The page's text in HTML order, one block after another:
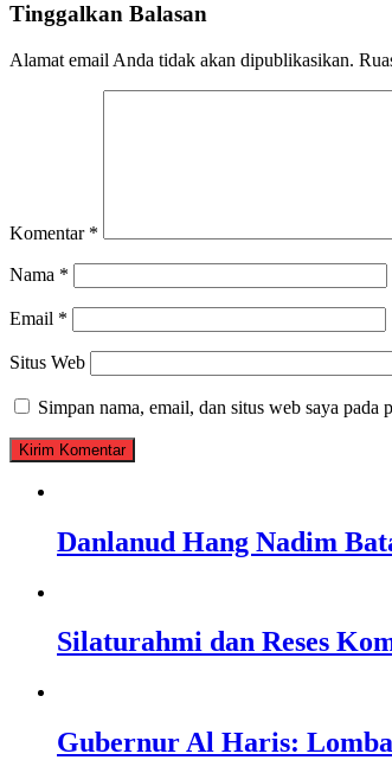
Tinggalkan Balasan
Alamat email Anda tidak akan dipublikasikan.
Komentar *
Nama *
Email *
Situs Web
Simpan nama, email, dan situs web saya
Danlanud Hang Nadim
Silaturahmi dan Reses
Gubernur Al Haris: